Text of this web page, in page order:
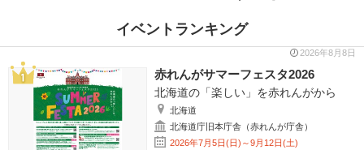
イベントランキング
2026年8月8日
赤れんがサマーフェスタ2026
北海道の「楽しい」を赤れんがから
北海道
北海道庁旧本庁舎（赤れんが庁舎）
2026年7月5日(日)～9月12日(土)